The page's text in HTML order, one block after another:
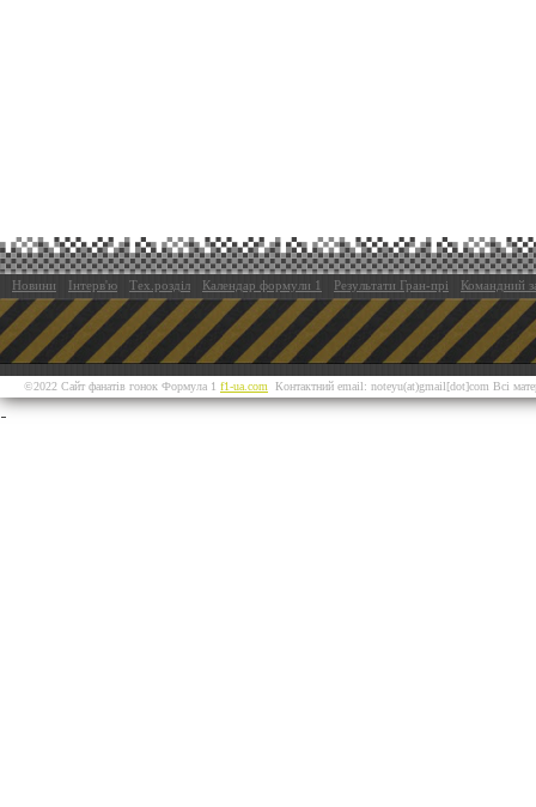
Новини Інтерв'ю Тех.розділ Календар формули 1 Результати Гран-прі Командний
©2022 Сайт фанатів гонок Формула 1 f1-ua.com Контактний email: noteyu(at)gmail[dot]com Всі